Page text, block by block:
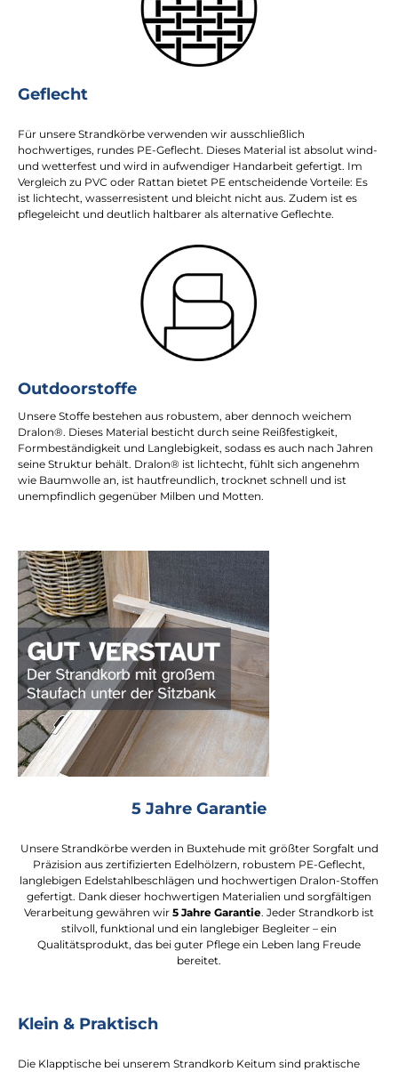
Geflecht
Für unsere Strandkörbe verwenden wir ausschließlich
hochwertiges, rundes PE-Geflecht. Dieses Material ist absolut wind-
und wetterfest und wird in aufwendiger Handarbeit gefertigt. Im
Vergleich zu PVC oder Rattan bietet PE entscheidende Vorteile: Es
ist lichtecht, wasserresistent und bleicht nicht aus. Zudem ist es
pflegeleicht und deutlich haltbarer als alternative Geflechte.
Outdoorstoffe
Unsere Stoffe bestehen aus robustem, aber dennoch weichem
Dralon®. Dieses Material besticht durch seine Reißfestigkeit,
Formbeständigkeit und Langlebigkeit, sodass es auch nach Jahren
seine Struktur behält. Dralon® ist lichtecht, fühlt sich angenehm
wie Baumwolle an, ist hautfreundlich, trocknet schnell und ist
unempfindlich gegenüber Milben und Motten.
5 Jahre Garantie
Unsere Strandkörbe werden in Buxtehude mit größter Sorgfalt und
Präzision aus zertifizierten Edelhölzern, robustem PE-Geflecht,
langlebigen Edelstahlbeschlägen und hochwertigen Dralon-Stoffen
gefertigt. Dank dieser hochwertigen Materialien und sorgfältigen
Verarbeitung gewähren wir 5 Jahre Garantie. Jeder Strandkorb ist
stilvoll, funktional und ein langlebiger Begleiter – ein
Qualitätsprodukt, das bei guter Pflege ein Leben lang Freude
bereitet.
Klein & Praktisch
Die Klapptische bei unserem Strandkorb Keitum sind praktische